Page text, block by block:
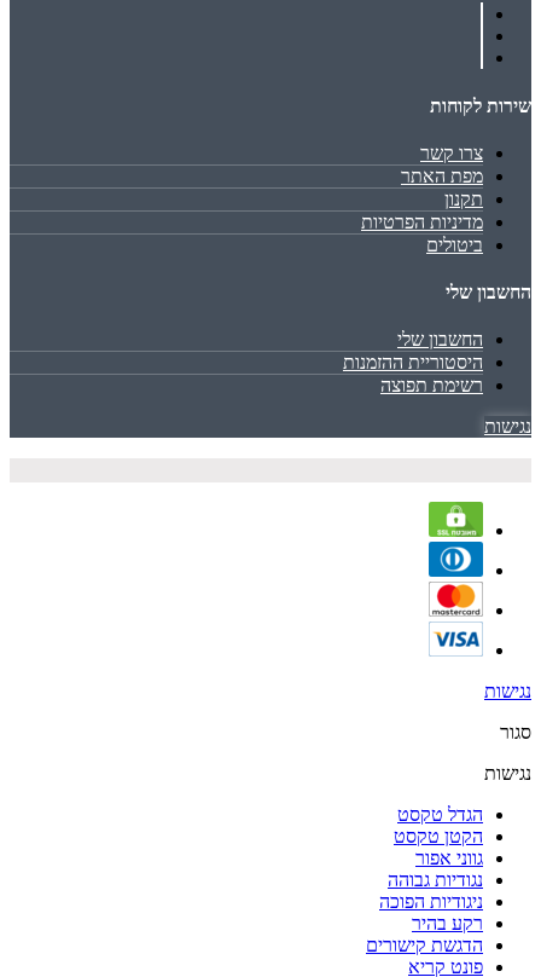
שירות לקוחות
צרו קשר
מפת האתר
תקנון
מדיניות הפרטיות
ביטולים
החשבון שלי
החשבון שלי
היסטוריית ההזמנות
רשימת תפוצה
נגישות
נגישות
סגור
נגישות
הגדל טקסט
הקטן טקסט
גווני אפור
נגודיות גבוהה
ניגודיות הפוכה
רקע בהיר
הדגשת קישורים
פונט קריא